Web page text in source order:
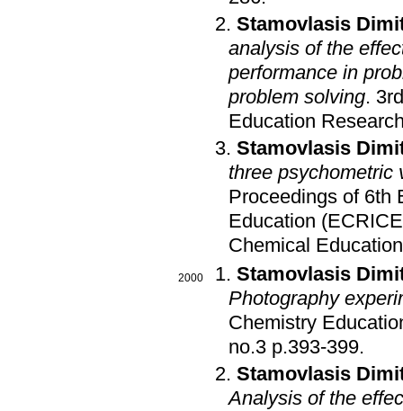
Stamovlasis
analysis of the
performance in
problem solving.
Education
Stamovlasis
three psychometric
Proceedings of 6th
Education
Chemical
2000
Stamovlasis
Photography
Chemistry
no.3 p.393-399.
Stamovlasis
Analysis of the